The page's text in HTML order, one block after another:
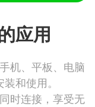
应用
机、平板、电脑
和使用。
时连接，享受无